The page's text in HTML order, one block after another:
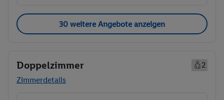
30 weitere Angebote anzeigen
Doppelzimmer
2
Zimmerdetails